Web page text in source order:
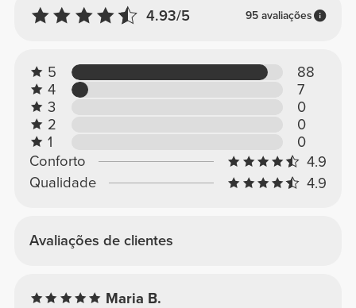
4.93/5 95 avaliações
5
88
4
7
3
0
2
0
1
0
Conforto
4.9
Qualidade
4.9
Avaliações de clientes
Maria B.